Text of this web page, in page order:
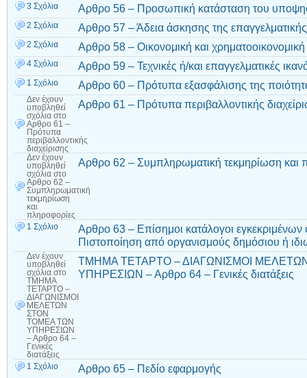
3 Σχόλια Αρθρο 56 – Προσωπική κατάσταση του
2 Σχόλια Αρθρο 57 – Άδεια άσκησης της
2 Σχόλια Αρθρο 58 – Οικονομική και
4 Σχόλια Αρθρο 59 – Τεχνικές ή/και επαγγελματικές
1 Σχόλιο Αρθρο 60 – Πρότυπα εξασφάλισης της
Δεν έχουν
υποβληθεί
σχόλια στο
Αρθρο 61 –
Πρότυπα
περιβαλλοντικής
διαχείρισης
Αρθρο 61 – Πρότυπα περιβαλλοντικής
Δεν έχουν
υποβληθεί
σχόλια στο
Αρθρο 62 –
Συμπληρωματική
τεκμηρίωση
και
πληροφορίες
Αρθρο 62 – Συμπληρωματική τεκμηρίωση και
1 Σχόλιο
Αρθρο 63 – Επίσημοι κατάλογοι
Πιστοποίηση από οργανισμούς δημόσιου ή
Δεν έχουν
υποβληθεί
σχόλια στο
ΤΜΗΜΑ
ΤΕΤΑΡΤΟ –
ΔΙΑΓΩΝΙΣΜΟΙ
ΜΕΛΕΤΩΝ
ΣΤΟΝ
ΤΟΜΕΑ ΤΩΝ
ΥΠΗΡΕΣΙΩΝ
– Αρθρο 64 –
Γενικές
διατάξεις
ΤΜΗΜΑ ΤΕΤΑΡΤΟ – ΔΙΑΓΩΝΙΣΜΟΙ
ΥΠΗΡΕΣΙΩΝ – Αρθρο 64 – Γενικές διατάξεις
1 Σχόλιο Αρθρο 65 – Πεδίο εφαρμογής